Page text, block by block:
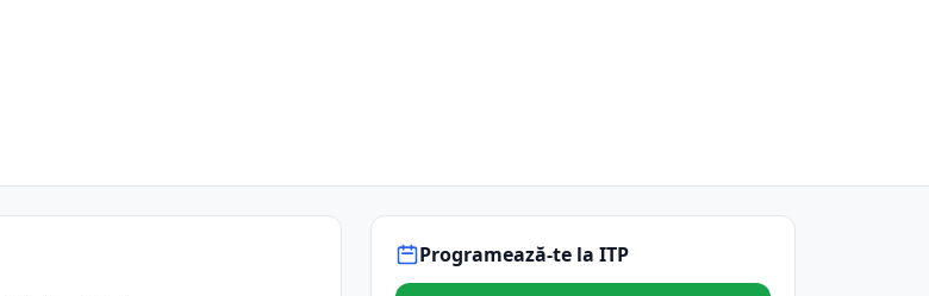
Programează-te la ITP